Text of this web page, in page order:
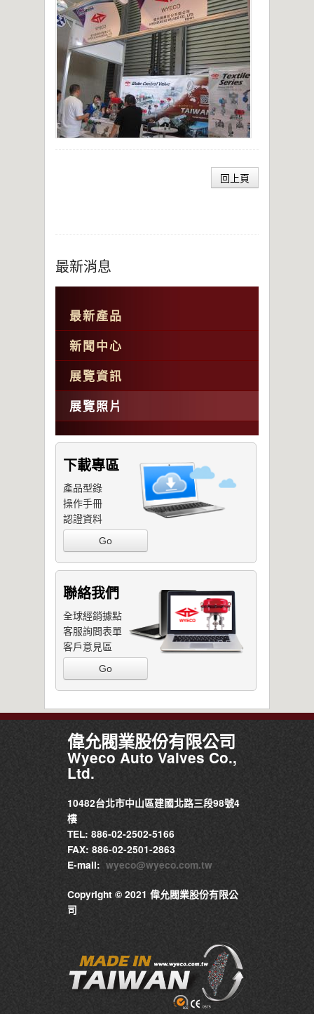
回上頁
最新消息
最新產品
新聞中心
展覽資訊
展覽照片
下載專區
產品型錄
操作手冊
認證資料
Go
聯絡我們
全球經銷據點
客服詢問表單
客戶意見區
Go
偉允閥業股份有限公司
Wyeco Auto Valves Co.,
Ltd.
10482台北市中山區建國北路三段98號4
樓
TEL: 886-02-2502-5166
FAX: 886-02-2501-2863
E-mail: wyeco@wyeco.com.tw
Copyright © 2021 偉允閥業股份有限公
司